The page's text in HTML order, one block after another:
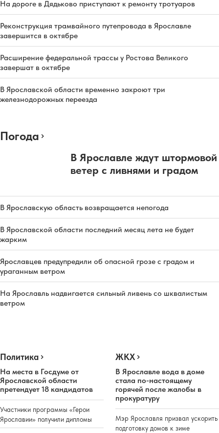
На дороге в Дядьково приступают к ремонту тротуаров
Реконструкция трамвайного путепровода в Ярославле
завершится в октябре
Расширение федеральной трассы у Ростова Великого
завершат в октябре
В Ярославской области временно закроют три
железнодорожных переезда
Погода
В Ярославле ждут штормовой
ветер с ливнями и градом
В Ярославскую область возвращается непогода
В Ярославской области последний месяц лета не будет
жарким
Ярославцев предупредили об опасной грозе с градом и
ураганным ветром
На Ярославль надвигается сильный ливень со шквалистым
ветром
Политика
На места в Госдуме от
Ярославской области
претендует 18 кандидатов
Участники программы «Герои
Ярославии» получили дипломы
ЖКХ
В Ярославле вода в доме
стала по-настоящему
горячей после жалобы в
прокуратуру
Мэр Ярославля призвал ускорить
подготовку домов к зиме